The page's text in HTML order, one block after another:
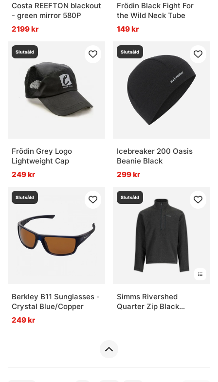
Costa REEFTON blackout
- green mirror 580P
2199 kr
Frödin Black Fight For
the Wild Neck Tube
149 kr
Slutsåld
Frödin Grey Logo
Lightweight Cap
249 kr
Slutsåld
Icebreaker 200 Oasis
Beanie Black
299 kr
Slutsåld
Berkley B11 Sunglasses -
Crystal Blue/Copper
249 kr
Slutsåld
Simms Rivershed
Quarter Zip Black